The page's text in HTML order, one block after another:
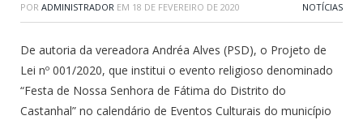
POR ADMINISTRADOR EM 18 DE FEVEREIRO DE 2020 NOTÍCIAS
De autoria da vereadora Andréa Alves (PSD), o Projeto de
Lei nº 001/2020, que institui o evento religioso denominado
“Festa de Nossa Senhora de Fátima do Distrito do
Castanhal” no calendário de Eventos Culturais do município